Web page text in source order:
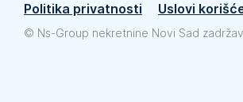
Politika privatnosti Uslovi
© Ns-Group nekretnine Novi Sad